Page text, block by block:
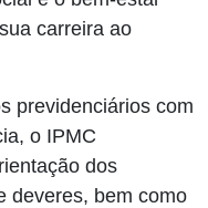
carreira ao
previdenciários com
o IPMC
dos
deveres, bem como